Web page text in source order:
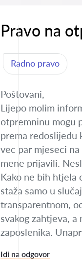
Pravo na
Radno pravo
Poštovani,
Lijepo molim
otpremninu mogu
prema redoslijedu
vec par mjeseci
mene prijavili.
Kako ne bih htjela
staža samo u
transparentnom,
svakog zahtjeva,
zaposlenika.
Idi na odgovor